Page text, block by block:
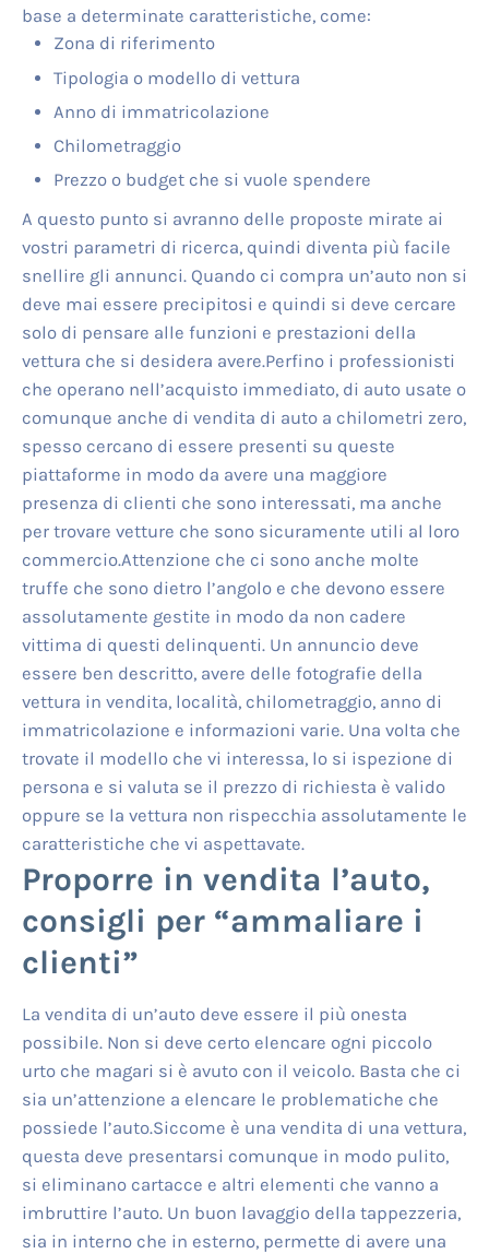
base a determinate caratteristiche, come:
Zona di riferimento
Tipologia o modello di vettura
Anno di immatricolazione
Chilometraggio
Prezzo o budget che si vuole spendere
A questo punto si avranno delle proposte mirate ai
vostri parametri di ricerca, quindi diventa più facile
snellire gli annunci. Quando ci compra un’auto non si
deve mai essere precipitosi e quindi si deve cercare
solo di pensare alle funzioni e prestazioni della
vettura che si desidera avere.Perfino i professionisti
che operano nell’acquisto immediato, di auto usate o
comunque anche di vendita di auto a chilometri zero,
spesso cercano di essere presenti su queste
piattaforme in modo da avere una maggiore
presenza di clienti che sono interessati, ma anche
per trovare vetture che sono sicuramente utili al loro
commercio.Attenzione che ci sono anche molte
truffe che sono dietro l’angolo e che devono essere
assolutamente gestite in modo da non cadere
vittima di questi delinquenti. Un annuncio deve
essere ben descritto, avere delle fotografie della
vettura in vendita, località, chilometraggio, anno di
immatricolazione e informazioni varie. Una volta che
trovate il modello che vi interessa, lo si ispezione di
persona e si valuta se il prezzo di richiesta è valido
oppure se la vettura non rispecchia assolutamente le
caratteristiche che vi aspettavate.
Proporre in vendita l’auto,
consigli per “ammaliare i
clienti”
La vendita di un’auto deve essere il più onesta
possibile. Non si deve certo elencare ogni piccolo
urto che magari si è avuto con il veicolo. Basta che ci
sia un’attenzione a elencare le problematiche che
possiede l’auto.Siccome è una vendita di una vettura,
questa deve presentarsi comunque in modo pulito,
si eliminano cartacce e altri elementi che vanno a
imbruttire l’auto. Un buon lavaggio della tappezzeria,
sia in interno che in esterno, permette di avere una